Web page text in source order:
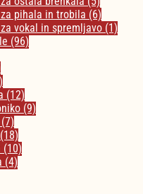
pihala in trobila (6)
vokal in spremljavo (1)
(96)
(12)
(9)
(7)
(18)
(10)
(4)